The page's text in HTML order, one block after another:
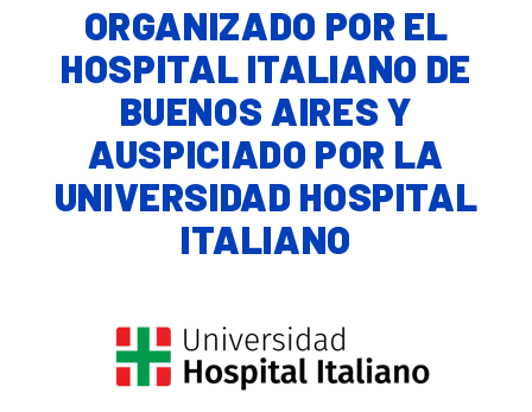
ORGANIZADO POR EL
HOSPITAL ITALIANO DE
BUENOS AIRES Y
AUSPICIADO POR LA
UNIVERSIDAD HOSPITAL
ITALIANO